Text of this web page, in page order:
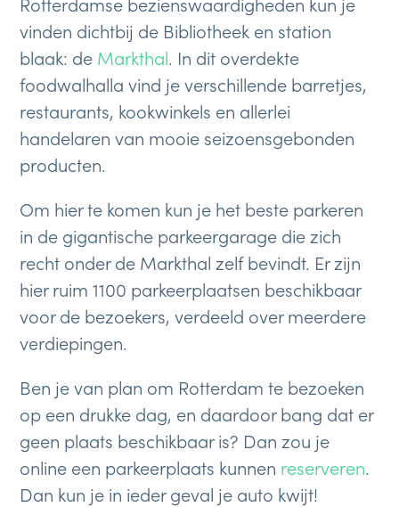
vinden dichtbij de Bibliotheek en station
blaak: de Markthal. In dit overdekte
foodwalhalla vind je verschillende barretjes,
restaurants, kookwinkels en allerlei
handelaren van mooie seizoensgebonden
producten.
Om hier te komen kun je het beste parkeren
in de gigantische parkeergarage die zich
recht onder de Markthal zelf bevindt. Er zijn
hier ruim 1100 parkeerplaatsen beschikbaar
voor de bezoekers, verdeeld over meerdere
verdiepingen.
Ben je van plan om Rotterdam te bezoeken
op een drukke dag, en daardoor bang dat er
geen plaats beschikbaar is? Dan zou je
online een parkeerplaats kunnen reserveren.
Dan kun je in ieder geval je auto kwijt!